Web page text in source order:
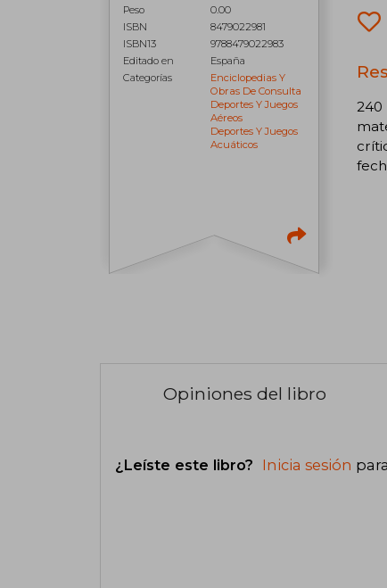
Peso
0.00
ISBN
8479022981
ISBN13
9788479022983
Editado en
España
Categorías
Enciclopedias Y
Obras De Consulta
Deportes Y Juegos
Aéreos
Deportes Y Juegos
Acuáticos
240
Opiniones del libro
¿Leíste este libro? Inicia sesión